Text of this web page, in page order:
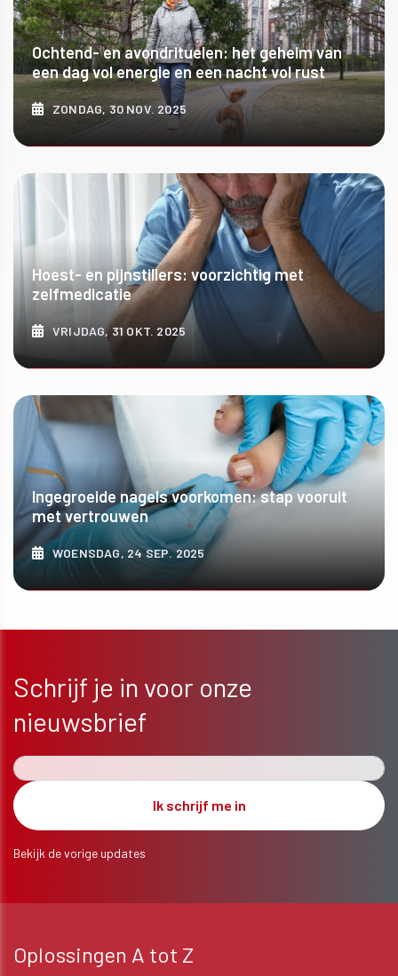
Ochtend- en avondrituelen: het geheim van
een dag vol energie en een nacht vol rust
ZONDAG, 30 NOV. 2025
ONTDEK MEER
Hoest- en pijnstillers: voorzichtig met
zelfmedicatie
VRIJDAG, 31 OKT. 2025
ONTDEK MEER
Ingegroeide nagels voorkomen: stap vooruit
met vertrouwen
WOENSDAG, 24 SEP. 2025
Schrijf je in voor onze
nieuwsbrief
Bekijk de vorige updates
Oplossingen A tot Z